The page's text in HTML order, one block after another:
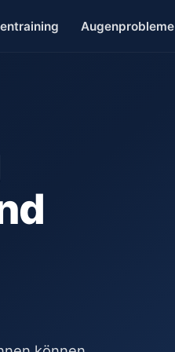
Augenprobleme